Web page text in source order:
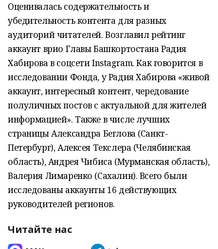
Оценивалась содержательность и
убедительность контента для разных
аудиторий читателей. Возглавил рейтинг
аккаунт врио Главы Башкортостана Радия
Хабирова в соцсети Instagram. Как говорится в
исследовании Фонда, у Радия Хабирова «живой
аккаунт, интересный контент, чередование
полуличных постов с актуальной для жителей
информацией». Также в числе лучших
страницы Александра Беглова (Санкт-
Петербург), Алексея Текслера (Челябинская
область), Андрея Чибиса (Мурманская область),
Валерия Лимаренко (Сахалин). Всего были
исследованы аккаунты 16 действующих
руководителей регионов.
Читайте нас